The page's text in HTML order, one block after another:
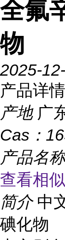
全氟
物
2025-
产品详情
产地 广
Cas：
产品名称
查看相
简介 中
碘化物